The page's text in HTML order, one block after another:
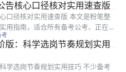
考的考生参考，围绕选岗时最容易碰
告核心口径核对实用速查版
口径核对实用速查版 本文是粉笔整
用指南，适合所有备考公考、正在筛
选岗时只关注岗位地点、发展前景，
，很容易出现资格复审不通过、报名
考
版：科学选岗节奏规划实用
学选岗节奏规划实用技巧 不少备考